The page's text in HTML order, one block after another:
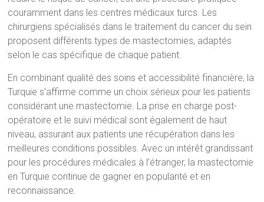
couramment dans les centres médicaux turcs. Les
chirurgiens spécialisés dans le traitement du cancer du sein
proposent différents types de mastectomies, adaptés
selon le cas spécifique de chaque patient.
En combinant qualité des soins et accessibilité financière, la
Turquie s’affirme comme un choix sérieux pour les patients
considérant une mastectomie. La prise en charge post-
opératoire et le suivi médical sont également de haut
niveau, assurant aux patients une récupération dans les
meilleures conditions possibles. Avec un intérêt grandissant
pour les procédures médicales à l’étranger, la mastectomie
en Turquie continue de gagner en popularité et en
reconnaissance.